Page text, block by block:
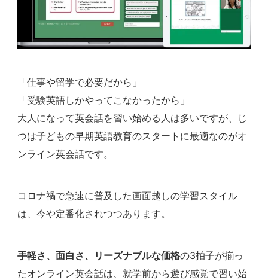
「仕事や留学で必要だから」
「受験英語しかやってこなかったから」
大人になって英会話を習い始める人は多いですが、じ
つは子どもの早期英語教育のスタートに最適なのがオ
ンライン英会話です。
コロナ禍で急速に普及した画面越しの学習スタイル
は、今や定番化されつつあります。
手軽さ、面白さ、リーズナブルな価格の3拍子が揃っ
たオンライン英会話は、就学前から遊び感覚で習い始